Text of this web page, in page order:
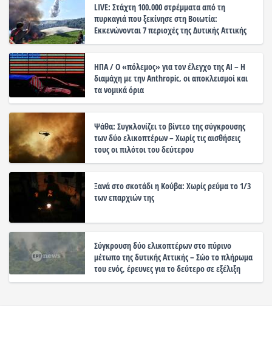
LIVE: Στάχτη 100.000 στρέμματα από τη
πυρκαγιά που ξεκίνησε στη Βοιωτία:
Εκκενώνονται 7 περιοχές της Δυτικής Αττικής
ΗΠΑ / Ο «πόλεμος» για τον έλεγχο της ΑΙ – Η
διαμάχη με την Anthropic, οι αποκλεισμοί και
τα νομικά όρια
Ψάθα: Συγκλονίζει το βίντεο της σύγκρουσης
των δύο ελικοπτέρων – Χωρίς τις αισθήσεις
τους οι πιλότοι του δεύτερου
Ξανά στο σκοτάδι η Κούβα: Χωρίς ρεύμα το 1/3
των επαρχιών της
Σύγκρουση δύο ελικοπτέρων στο πύρινο
μέτωπο της δυτικής Αττικής – Σώο το πλήρωμα
του ενός, έρευνες για το δεύτερο σε εξέλιξη